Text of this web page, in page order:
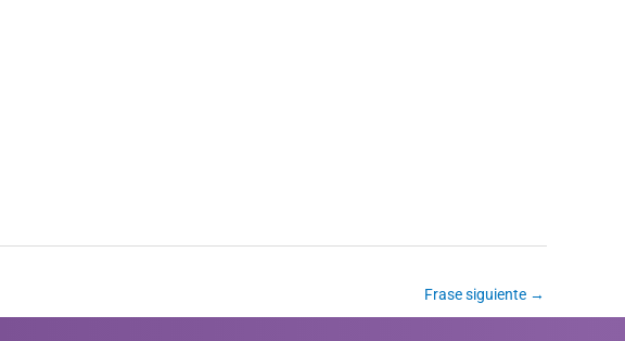
Frase siguiente →